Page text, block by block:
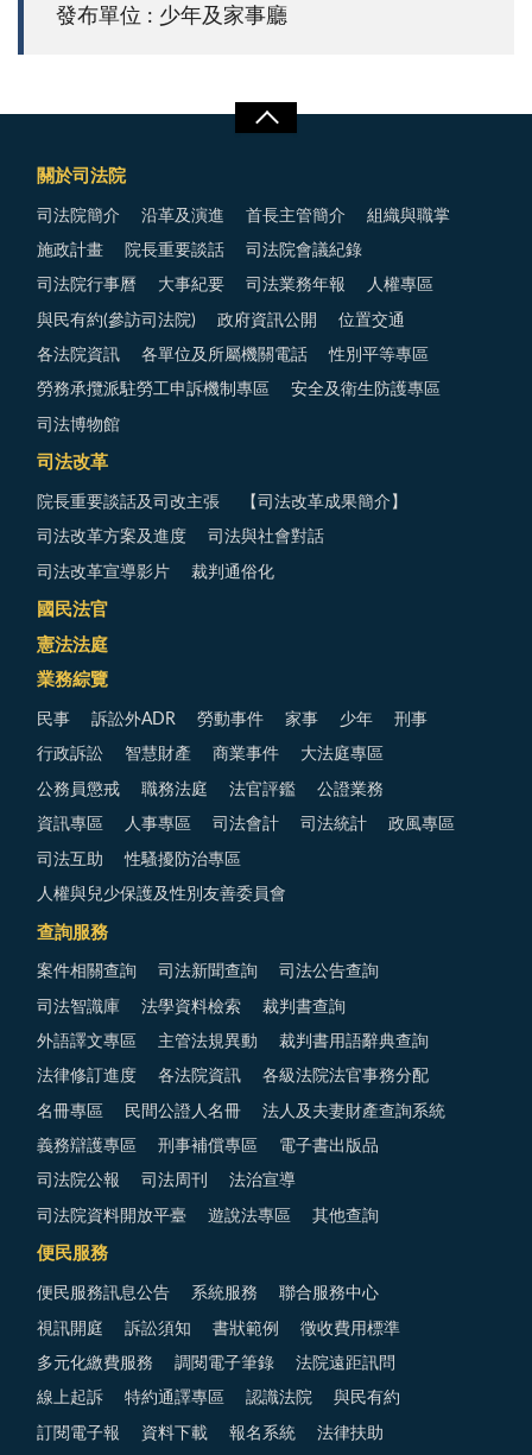
發布單位 : 少年及家事廳
關於司法院
司法院簡介 沿革及演進 首長主管簡介 組織與職掌
施政計畫 院長重要談話 司法院會議紀錄
司法院行事曆 大事紀要 司法業務年報 人權專區
與民有約(參訪司法院) 政府資訊公開 位置交通
各法院資訊 各單位及所屬機關電話 性別平等專區
勞務承攬派駐勞工申訴機制專區 安全及衛生防護專區
司法博物館
司法改革
院長重要談話及司改主張 【司法改革成果簡介】
司法改革方案及進度 司法與社會對話
司法改革宣導影片 裁判通俗化
國民法官
憲法法庭
業務綜覽
民事 訴訟外ADR 勞動事件 家事 少年 刑事
行政訴訟 智慧財產 商業事件 大法庭專區
公務員懲戒 職務法庭 法官評鑑 公證業務
資訊專區 人事專區 司法會計 司法統計 政風專區
司法互助 性騷擾防治專區
人權與兒少保護及性別友善委員會
查詢服務
案件相關查詢 司法新聞查詢 司法公告查詢
司法智識庫 法學資料檢索 裁判書查詢
外語譯文專區 主管法規異動 裁判書用語辭典查詢
法律修訂進度 各法院資訊 各級法院法官事務分配
名冊專區 民間公證人名冊 法人及夫妻財產查詢系統
義務辯護專區 刑事補償專區 電子書出版品
司法院公報 司法周刊 法治宣導
司法院資料開放平臺 遊說法專區 其他查詢
便民服務
便民服務訊息公告 系統服務 聯合服務中心
視訊開庭 訴訟須知 書狀範例 徵收費用標準
多元化繳費服務 調閱電子筆錄 法院遠距訊問
線上起訴 特約通譯專區 認識法院 與民有約
訂閱電子報 資料下載 報名系統 法律扶助